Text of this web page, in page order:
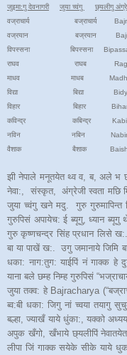
जुइमा:गु देवनागरी जुया च्वंगु छ्यलीगु
वज्राचार्य बज्राचार्य
वज्रयान बज्रयान
विपस्सना बिपस्सना
राघव राघब
माधव माधब
विद्या बिद्या
विहार बिहार
कविन्द्र कबिन्द्र
नविन नबिन
वैशाक बैशाक
झी नेपाले मनूतयेत थ्व व, ब, अले
नेवा:, संस्कृत, अंग्रेजी स्वता मछि
जुया च्वंगु खने मदु. गुरु गुरुमापिन्त
गुरुपिसं अपायेच: ई ब्यूगु, ध्यान ब्यूगु
गुरु कृष्णचन्द्र सिंह प्रधान लिसे
बा या पाखें ख:. उगु जमानाये जिमि
धका: नाग:तुग: याईपिं नं गाक्क हे
याना बले छम्ह निम्ह गुरुपिसं
जुया तक्व: हे Bajracharya
ब्व:बी धका: जिगु नां च्वया तयागु
बल्हा, ज्याखँ याये धुंका:, यक्को
अपुक खँगो, खँभाये छ्यलीपिं
लीपा जिं गाक्क सयेके सीके याये